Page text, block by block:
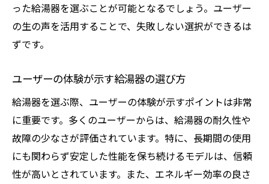
った給湯器を選ぶことが可能となるでしょう。ユーザー
の生の声を活用することで、失敗しない選択ができるは
ずです。
ユーザーの体験が示す給湯器の選び方
給湯器を選ぶ際、ユーザーの体験が示すポイントは非常
に重要です。多くのユーザーからは、給湯器の耐久性や
故障の少なさが評価されています。特に、長期間の使用
にも関わらず安定した性能を保ち続けるモデルは、信頼
性が高いとされています。また、エネルギー効率の良さ